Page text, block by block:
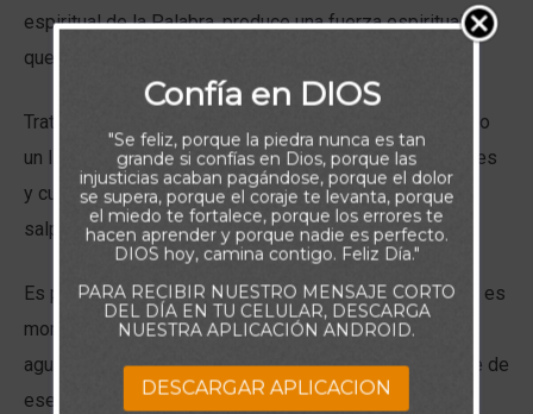
espiritual de la Palabra, produce una fuerza espiritual a la
que llamamos fe.
Trata de hacer esto: cierra los ojos y obsérvate cortando
un limón. Ahora pon esa rodaja de limón entre tus dientes
y cuando yo digaTres, muérdela tan duro que el jugo
salpique en tu boca. Uno. Dos. Tres. ¡Muerde!
Es posible que tengas un recuerdo tan vívido de lo que es
morder un limón, al punto que ahora mismo se te haga
agua la boca. Pero déjame preguntarte algo:¿te nutriste de
ese recuerdo
No.
Confía en DIOS
"Se feliz, porque la piedra nunca es tan
grande si confías en Dios, porque las
injusticias acaban pagándose, porque el dolor
se supera, porque el coraje te levanta, porque
el miedo te fortalece, porque los errores te
hacen aprender y porque nadie es perfecto.
DIOS hoy, camina contigo. Feliz Día."
PARA RECIBIR NUESTRO MENSAJE CORTO
DEL DÍA EN TU CELULAR, DESCARGA
NUESTRA APLICACIÓN ANDROID.
DESCARGAR APLICACION